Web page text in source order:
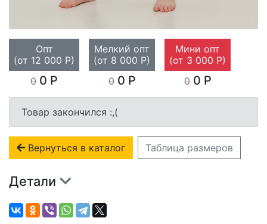
Опт
(от 12 000 Р)
0 0 Р
Мелкий опт
(от 8 000 Р)
00 Р
Мини опт
(от 3 000 Р)
00 Р
Товар закончился :,(
Вернуться в каталог Таблица размеров
Детали